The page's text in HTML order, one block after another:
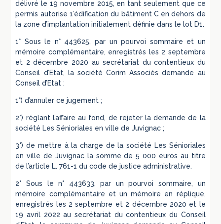
délivré le 19 novembre 2015, en tant seulement que ce
permis autorise 1’édification du bâtiment C en dehors de
la zone d’implantation initialement définie dans le lot D1.
1° Sous le n° 443625, par un pourvoi sommaire et un
mémoire complémentaire, enregistrés les 2 septembre
et 2 décembre 2020 au secrétariat du contentieux du
Conseil d’Etat, la société Corim Associés demande au
Conseil d’Etat :
1°) d’annuler ce jugement ;
2°) réglant l’affaire au fond, de rejeter la demande de la
société Les Sénioriales en ville de Juvignac ;
3°) de mettre à la charge de la société Les Sénioriales
en ville de Juvignac la somme de 5 000 euros au titre
de l’article L. 761-1 du code de justice administrative.
2° Sous le n° 443633, par un pourvoi sommaire, un
mémoire complémentaire et un mémoire en réplique,
enregistrés les 2 septembre et 2 décembre 2020 et le
19 avril 2022 au secrétariat du contentieux du Conseil